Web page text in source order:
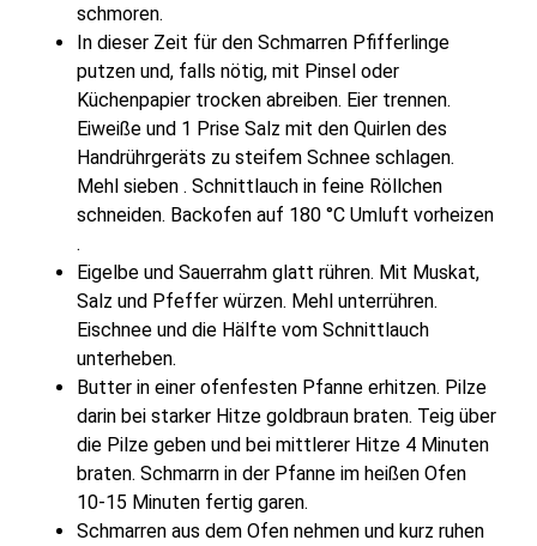
schmoren.
In dieser Zeit für den Schmarren Pfifferlinge
putzen und, falls nötig, mit Pinsel oder
Küchenpapier trocken abreiben. Eier trennen.
Eiweiße und 1 Prise Salz mit den Quirlen des
Handrührgeräts zu steifem Schnee schlagen.
Mehl sieben . Schnittlauch in feine Röllchen
schneiden. Backofen auf 180 °C Umluft vorheizen
.
Eigelbe und Sauerrahm glatt rühren. Mit Muskat,
Salz und Pfeffer würzen. Mehl unterrühren.
Eischnee und die Hälfte vom Schnittlauch
unterheben.
Butter in einer ofenfesten Pfanne erhitzen. Pilze
darin bei starker Hitze goldbraun braten. Teig über
die Pilze geben und bei mittlerer Hitze 4 Minuten
braten. Schmarrn in der Pfanne im heißen Ofen
10-15 Minuten fertig garen.
Schmarren aus dem Ofen nehmen und kurz ruhen